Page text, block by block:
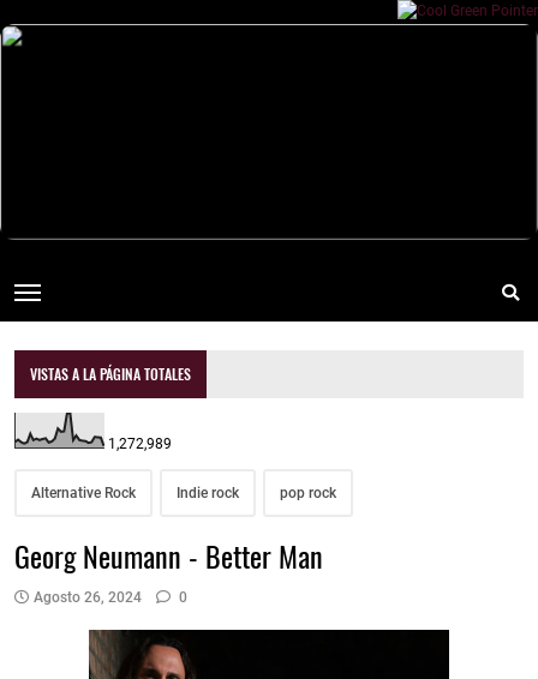
VISTAS A LA PÁGINA TOTALES
1,272,989
Alternative Rock Indie rock pop rock
Georg Neumann - Better Man
Agosto 26, 2024 0